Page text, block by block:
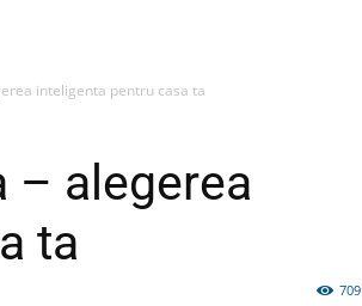
inteligenta pentru casa ta
– alegerea
ta
709